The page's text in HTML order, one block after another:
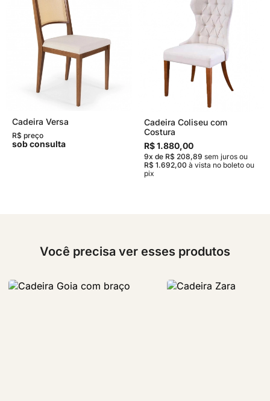
Cadeira Versa
R$ preço
sob consulta
Cadeira Coliseu com
Costura
R$ 1.880,00
9x de R$ 208,89 sem juros ou
R$ 1.692,00 à vista no boleto ou
pix
Você precisa ver esses produtos